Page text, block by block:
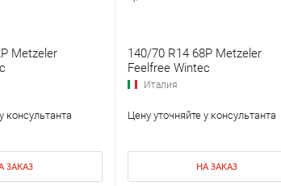
Metzeler
консультанта
ЗАКАЗ
140/70 R14 68P Metzeler
Feelfree Wintec
Италия
Цену уточняйте у консультанта
НА ЗАКАЗ